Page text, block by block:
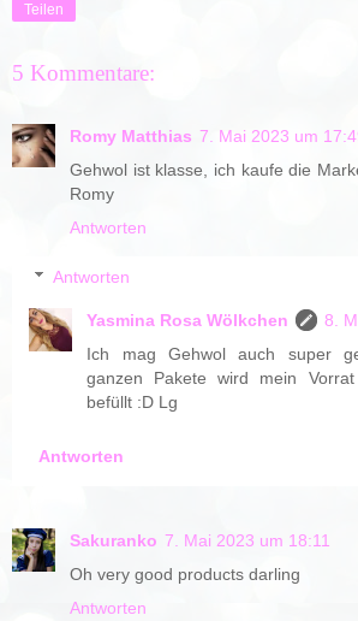
Teilen
5 Kommentare:
Romy Matthias 7. Mai 2023 um
Gehwol ist klasse, ich kaufe die
Romy
Antworten
Antworten
Yasmina Rosa Wölkchen
8.
Ich mag Gehwol auch super
ganzen Pakete wird mein
befüllt :D Lg
Antworten
Sakuranko 7. Mai 2023 um 18:11
Oh very good products darling
Antworten